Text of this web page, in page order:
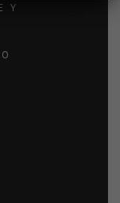
Y